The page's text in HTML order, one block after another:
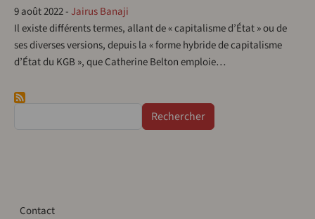
9 août 2022-Jairus Banaji
Il existe différents termes, allant de « capitalisme d’État » ou de
ses diverses versions, depuis la « forme hybride de capitalisme
d’État du KGB », que Catherine Belton emploie…
Contact
Contact